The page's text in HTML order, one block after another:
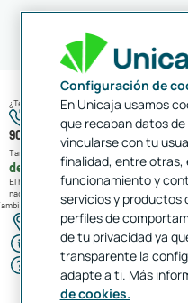
¿Te ayudamos?
900 15 15 16
También puedes contactar con el Banco
de contacto.
El horario de atención telefónica es delunes a
nacionales).
puedes contactarnos por:
Cajeros y oficinas
Ayuda y contacto
Atención al cliente
Configuración de
En Unicaja usamos
que recaban datos
vincularse con tu
finalidad, entre otras,
funcionamiento y
servicios y productos
perfiles de
de tu privacidad ya
transparente la
adapte a ti. Más
de cookies.